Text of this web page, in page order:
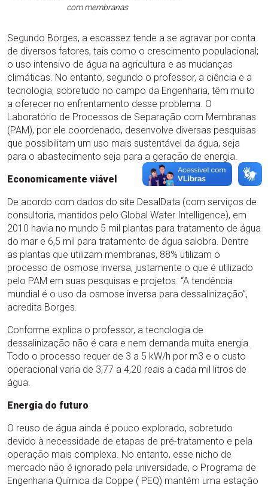
com membranas
Segundo Borges, a escassez tende a se agravar por conta
de diversos fatores, tais como o crescimento populacional;
o uso intensivo de água na agricultura e as mudanças
climáticas. No entanto, segundo o professor, a ciência e a
tecnologia, sobretudo no campo da Engenharia, têm muito
a oferecer no enfrentamento desse problema. O
Laboratório de Processos de Separação com Membranas
(PAM), por ele coordenado, desenvolve diversas pesquisas
que possibilitam um uso mais sustentável da água, seja
para o abastecimento seja para a geração de energia.
Economicamente viável
De acordo com dados do site DesalData (com serviços de
consultoria, mantidos pelo Global Water Intelligence), em
2010 havia no mundo 5 mil plantas para tratamento de água
do mar e 6,5 mil para tratamento de água salobra. Dentre
as plantas que utilizam membranas, 88% utilizam o
processo de osmose inversa, justamente o que é utilizado
pelo PAM em suas pesquisas e projetos. “A tendência
mundial é o uso da osmose inversa para dessalinização”,
acredita Borges.
Conforme explica o professor, a tecnologia de
dessalinização não é cara e nem demanda muita energia.
Todo o processo requer de 3 a 5 kW/h por m3 e o custo
operacional varia de 3,77 a 4,20 reais a cada mil litros de
água.
Energia do futuro
O reuso de água ainda é pouco explorado, sobretudo
devido à necessidade de etapas de pré-tratamento e pela
operação mais complexa. No entanto, esse nicho de
mercado não é ignorado pela universidade, o Programa de
Engenharia Química da Coppe ( PEQ) mantém uma estação